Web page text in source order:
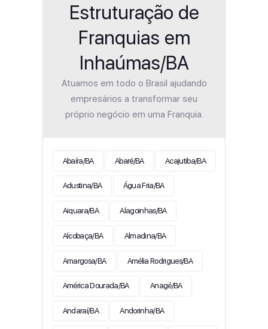
Estruturação de
Franquias em
Inhaúmas/BA
Atuamos em todo o Brasil ajudando
empresários a transformar seu
próprio negócio em uma Franquia.
Abaíra/BA Abaré/BA Acajutiba/BA
Adustina/BA Água Fria/BA
Aiquara/BA Alagoinhas/BA
Alcobaça/BA Almadina/BA
Amargosa/BA Amélia Rodrigues/BA
América Dourada/BA Anagé/BA
Andaraí/BA Andorinha/BA